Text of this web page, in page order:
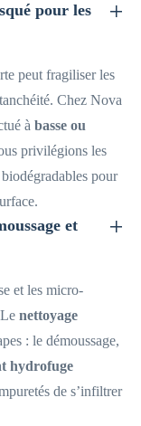
pour les
peut fragiliser les
Chez Nova
à basse ou
privilégions les
pour
et
et les micro-
nettoyage
: le démoussage,
hydrofuge
de s’infiltrer